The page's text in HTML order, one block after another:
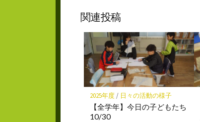
ア
マ
ー
ク
に
保
存
関連投稿
2025年度/ 日々の活動の様子
【全学年】今日の子どもたち
10/30